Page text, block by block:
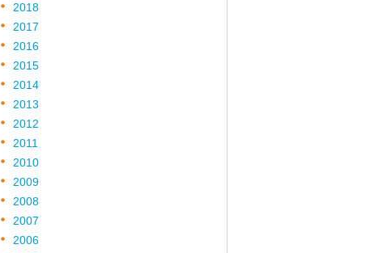
2018
2017
2016
2015
2014
2013
2012
2011
2010
2009
2008
2007
2006